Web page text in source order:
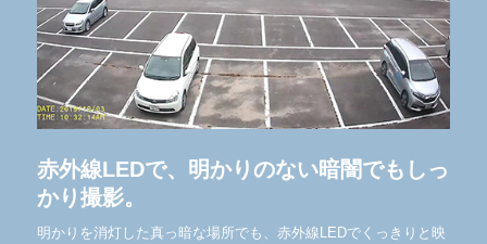
赤外線LEDで、明かりのない暗闇でもしっ
かり撮影。
明かりを消灯した真っ暗な場所でも、赤外線LEDでくっきりと映